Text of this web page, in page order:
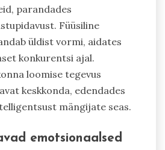
parandades
Füüsiline
üldist vormi, aidates
konkurentsi ajal.
loomise tegevus
keskkonda, edendades
mängijate seas.
emotsionaalsed